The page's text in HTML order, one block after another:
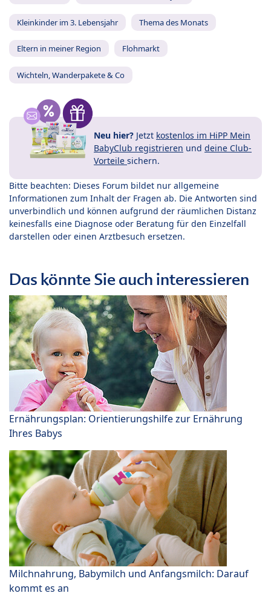
Kleinkinder im 3. Lebensjahr Thema des Monats
Eltern in meiner Region Flohmarkt
Wichteln, Wanderpakete & Co
Neu hier? Jetzt kostenlos im HiPP Mein
BabyClub registrieren und deine Club-
Vorteile sichern.
Bitte beachten: Dieses Forum bildet nur allgemeine
Informationen zum Inhalt der Fragen ab. Die Antworten sind
unverbindlich und können aufgrund der räumlichen Distanz
keinesfalls eine Diagnose oder Beratung für den Einzelfall
darstellen oder einen Arztbesuch ersetzen.
Das könnte Sie auch interessieren
Ernährungsplan: Orientierungshilfe zur Ernährung
Ihres Babys
Milchnahrung, Babymilch und Anfangsmilch: Darauf
kommt es an